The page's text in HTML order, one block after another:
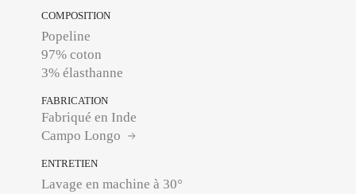
COMPOSITION
Popeline
97% coton
3% élasthanne
FABRICATION
Fabriqué en Inde
Campo Longo
ENTRETIEN
Lavage en machine à 30°